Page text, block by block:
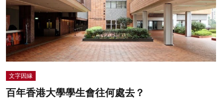
文字因緣
百年香港大學學生會往何處去？